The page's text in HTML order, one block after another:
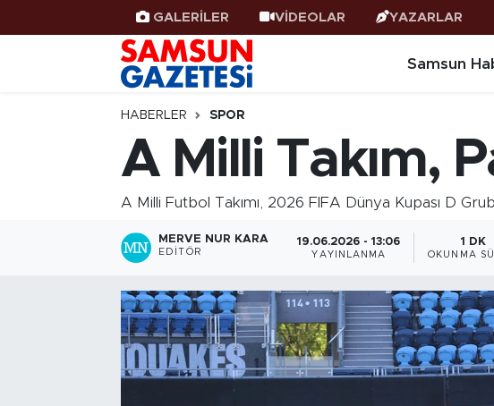
GALERİLER VİDEOLAR YAZARLAR
Samsun
HABERLER SPOR
A Milli Takım,
A Milli Futbol Takımı, 2026 FIFA Dünya Kupası D
MERVE NUR KARA
EDITÖR
19.06.2026 - 13:06
YAYINLANMA
1 DK
OKUNMA
Samsun Haber
Samsunspor
Samsun Rehberi
Resmi İlanlar
Samsun Nöbetçi Eczaneler
Samsun Hava Durumu
SAMSUN Namaz Vakitleri
Samsun Trafik Yoğunluk Haritası
Süper Lig Puan Durumu ve Fikstür
Tüm Manşetler
Son Dakika Haberleri